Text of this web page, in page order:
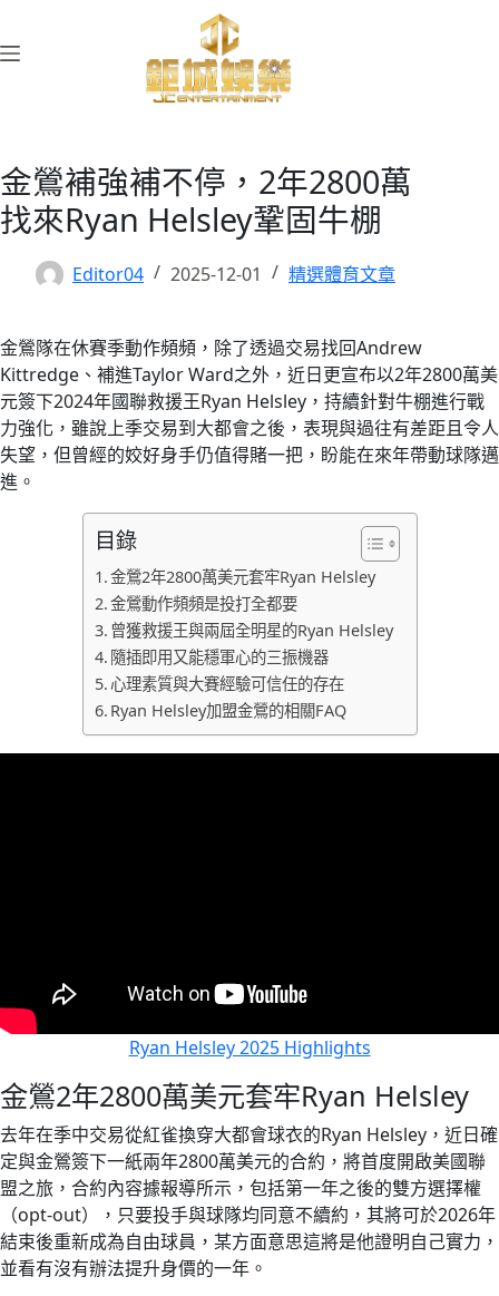
主
金鶯補強補不停，2年2800萬
找來Ryan Helsley鞏固牛棚
Editor04 2025-12-01 精選體育文章
金鶯隊在休賽季動作頻頻，除了透過交易找回Andrew
Kittredge、補進Taylor Ward之外，近日更宣布以2年2800萬美
元簽下2024年國聯救援王Ryan Helsley，持續針對牛棚進行戰
力強化，雖說上季交易到大都會之後，表現與過往有差距且令人
失望，但曾經的姣好身手仍值得賭一把，盼能在來年帶動球隊邁
進。
目錄
金鶯2年2800萬美元套牢Ryan Helsley
金鶯動作頻頻是投打全都要
曾獲救援王與兩屆全明星的Ryan Helsley
隨插即用又能穩軍心的三振機器
心理素質與大賽經驗可信任的存在
Ryan Helsley加盟金鶯的相關FAQ
Ryan Helsley 2025 Highlights
金鶯2年2800萬美元套牢Ryan Helsley
去年在季中交易從紅雀換穿大都會球衣的Ryan Helsley，近日確
定與金鶯簽下一紙兩年2800萬美元的合約，將首度開啟美國聯
盟之旅，合約內容據報導所示，包括第一年之後的雙方選擇權
（opt-out），只要投手與球隊均同意不續約，其將可於2026年
結束後重新成為自由球員，某方面意思這將是他證明自己實力，
並看有沒有辦法提升身價的一年。